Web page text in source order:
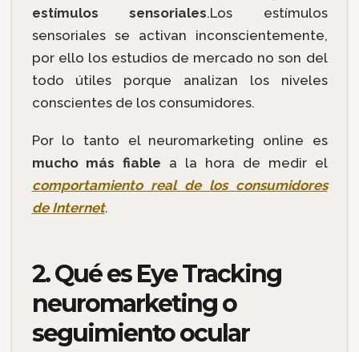
estímulos sensoriales.Los estímulos
sensoriales se activan inconscientemente,
por ello los estudios de mercado no son del
todo útiles porque analizan los niveles
conscientes de los consumidores.
Por lo tanto el neuromarketing online es
mucho más fiable a la hora de medir el
comportamiento real de los consumidores
de Internet.
2. Qué es Eye Tracking
neuromarketing o
seguimiento ocular